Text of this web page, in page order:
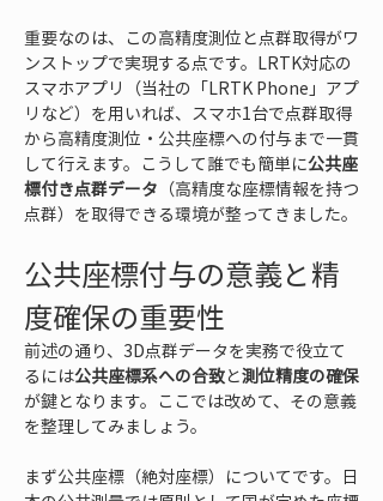
重要なのは、この高精度測位と点群取得がワ
ンストップで実現する点です。LRTK対応の
スマホアプリ（当社の「LRTK Phone」アプ
リなど）を用いれば、スマホ1台で点群取得
から高精度測位・公共座標への付与まで一貫
して行えます。こうして誰でも簡単に公共座
標付き点群データ （高精度な座標情報を持つ
点群）を取得できる環境が整ってきました。
公共座標付与の意義と精
度確保の重要性
前述の通り、3D点群データを実務で役立て
るには公共座標系への合致と測位精度の確保
が鍵となります。ここでは改めて、その意義
を整理してみましょう。
まず公共座標（絶対座標）についてです。日